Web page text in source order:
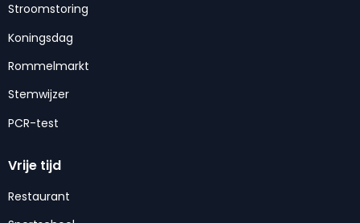
Stroomstoring
Koningsdag
Rommelmarkt
Stemwijzer
PCR-test
Vrije tijd
Restaurant